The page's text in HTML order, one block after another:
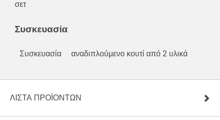
σετ
Συσκευασία
Συσκευασία αναδιπλούμενο κουτί από 2 υλικά
ΛΊΣΤΑ ΠΡΟΪΌΝΤΩΝ